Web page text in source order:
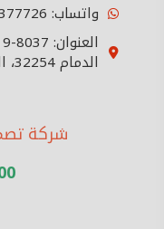
واتساب: 0552377726
الدمام 32254، السعودية
شركة